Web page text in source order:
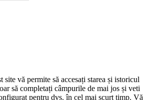
site vă permite să accesați starea și istoricul
să completați câmpurile de mai jos și veti
pentru dvs. în cel mai scurt timp. Vă